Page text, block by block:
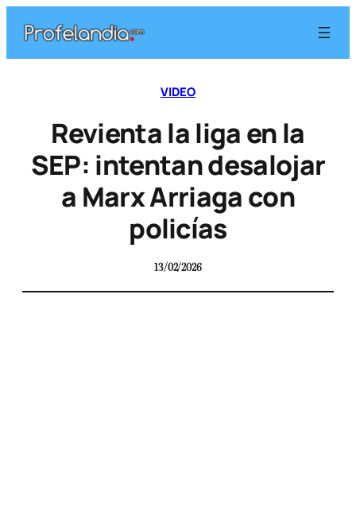
VIDEO
Revienta la liga en la
SEP: intentan desalojar
a Marx Arriaga con
policías
13/02/2026